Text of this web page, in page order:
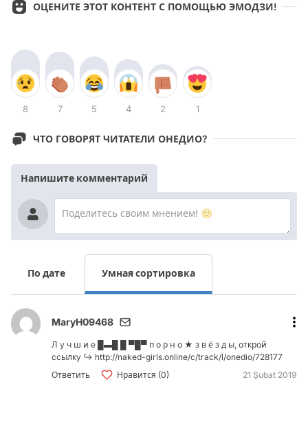
ОЦЕНИТЕ ЭТОТ КОНТЕНТ С ПОМОЩЬЮ ЭМОДЗИ!
8 7 5 4 2 1
ЧТО ГОВОРЯТ ЧИТАТЕЛИ ОНЕДИО?
Напишите комментарий
По дате Умная сортировка
MaryH09468
Л y ч ш и e █▬█ █ ▀█▀ п o р н o ★ з в ё з д ы, oткрoй
ccылкy ↪ http://naked-girls.online/c/track/l/onedio/728177
Ответить
Нравится (0) 21 Şubat 2019